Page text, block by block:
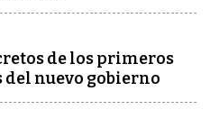
de los primeros
nuevo gobierno